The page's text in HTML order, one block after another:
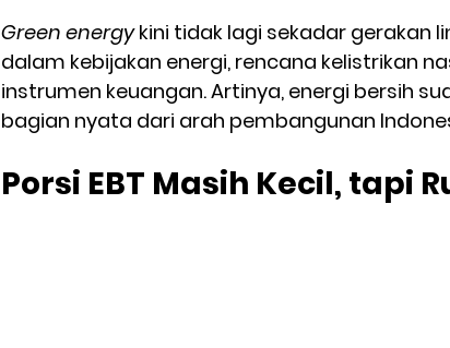
Green energy kini tidak lagi sekadar gerakan
dalam kebijakan energi, rencana kelistrikan
instrumen keuangan. Artinya, energi bersih
bagian nyata dari arah pembangunan
Porsi EBT Masih Kecil, tapi